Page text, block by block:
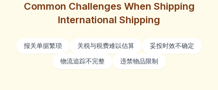
Common Challenges When Shipping
International Shipping
报关单据繁琐 关税与税费难以估算 妥投时效不确定
物流追踪不完整 违禁物品限制